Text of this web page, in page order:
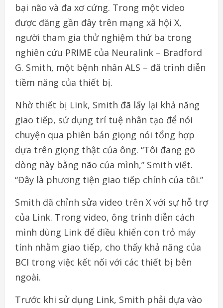
bại não và đa xơ cứng. Trong một video
được đăng gần đây trên mạng xã hội X,
người tham gia thử nghiệm thứ ba trong
nghiên cứu PRIME của Neuralink – Bradford
G. Smith, một bệnh nhân ALS – đã trình diễn
tiềm năng của thiết bị.
Nhờ thiết bị Link, Smith đã lấy lại khả năng
giao tiếp, sử dụng trí tuệ nhân tạo để nói
chuyện qua phiên bản giọng nói tổng hợp
dựa trên giọng thật của ông. “Tôi đang gõ
dòng này bằng não của mình,” Smith viết.
“Đây là phương tiện giao tiếp chính của tôi.”
Smith đã chỉnh sửa video trên X với sự hỗ trợ
của Link. Trong video, ông trình diễn cách
mình dùng Link để điều khiển con trỏ máy
tính nhằm giao tiếp, cho thấy khả năng của
BCI trong việc kết nối với các thiết bị bên
ngoài.
Trước khi sử dụng Link, Smith phải dựa vào